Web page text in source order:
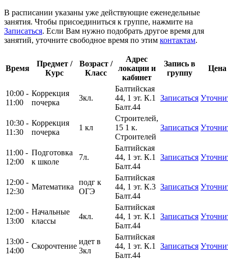
В расписании указаны уже действующие еженедельные
занятия. Чтобы присоединиться к группе, нажмите на
Записаться. Если Вам нужно подобрать другое время для
занятий, уточните свободное время по этим контактам.
Время
Предмет /
Курс
Возраст /
Класс
Адрес
локации и
кабинет
Запись в
группу
Цена
10:00 -
11:00
Коррекция
почерка
3кл.
Балтийская
44, 1 эт. К.1
Балт.44
Записаться
10:30 -
11:30
Коррекция
почерка
1 кл
Строителей,
15 1 к.
Строителей
Записаться
11:00 -
12:00
Подготовка
к школе
7л.
Балтийская
44, 1 эт. К.1
Балт.44
Записаться
12:00 -
12:30
Математика
подг к
ОГЭ
Балтийская
44, 1 эт. К.3
Балт.44
Записаться
12:00 -
13:00
Начальные
классы
4кл.
Балтийская
44, 1 эт. К.1
Балт.44
Записаться
13:00 -
14:00
Скорочтение
идет в
3кл
Балтийская
44, 1 эт. К.1
Балт.44
Записаться